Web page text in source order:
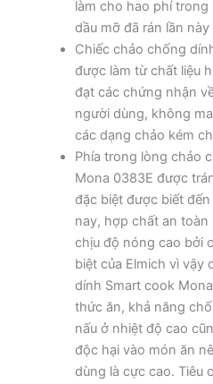
làm cho hao phí
dầu mỡ đã rán lần
Chiếc chảo chống
được làm từ chất liệu
đạt các chứng nhận
người dùng, không
các dạng chảo kém
Phía trong lòng chảo
Mona 0383E được
đặc biệt được biết
nay, hợp chất an
chịu độ nóng cao bởi
biệt của Elmich vì
dính Smart cook
thức ăn, khả năng
nấu ở nhiệt độ cao
độc hại vào món ăn
dùng là cực cao. Tiêu